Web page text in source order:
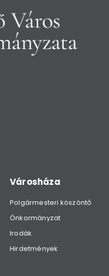
Városháza
Polgármesteri köszöntő
Önkormányzat
Irodák
Hirdetmények